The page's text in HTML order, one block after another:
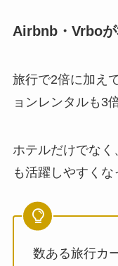
Airbnb・Vrbo
旅行で2倍に加え
ョンレンタルも3
ホテルだけでな
も活躍しやすくな
数ある旅行カ